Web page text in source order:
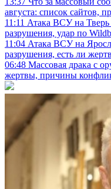
августа: список сайтов,
11:11 Атака ВСУ на Тверь
разрушения, удар по
11:04 Атака ВСУ на
разрушения, есть ли
06:48 Массовая драка с
жертвы, причины